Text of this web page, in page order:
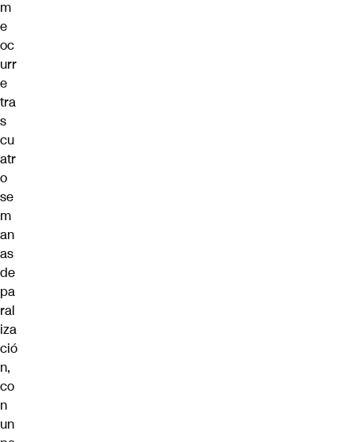
m
e
oc
urr
e
tra
s
cu
atr
o
se
m
an
as
de
pa
ral
iza
ció
n,
co
n
un